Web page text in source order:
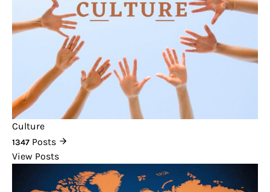
Culture
1347 Posts
View Posts